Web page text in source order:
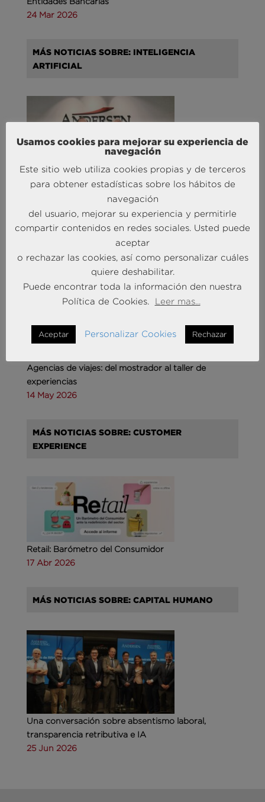
24 Mar 2026
MÁS NOTICIAS SOBRE: INTELIGENCIA
ARTIFICIAL
Andersen Consulting refuerza su equipo en España
con la incorporación de Carlos Alonso y Javier
Mateos
27 Abr 2026
MÁS NOTICIAS SOBRE: TURISMO & OCIO
Agencias de viajes: del mostrador al taller de
experiencias
14 May 2026
MÁS NOTICIAS SOBRE: CUSTOMER
EXPERIENCE
Retail: Barómetro del Consumidor
17 Abr 2026
MÁS NOTICIAS SOBRE: CAPITAL HUMANO
Una conversación sobre absentismo laboral,
transparencia retributiva e IA
25 Jun 2026
Usamos cookies para mejorar su experiencia de
navegación
Este sitio web utiliza cookies propias y de terceros
para obtener estadísticas sobre los hábitos de
navegación
del usuario, mejorar su experiencia y permitirle
compartir contenidos en redes sociales. Usted puede
aceptar
o rechazar las cookies, así como personalizar cuáles
quiere deshabilitar.
Puede encontrar toda la información den nuestra
Política de Cookies.
Leer mas...
Aceptar Personalizar Cookies Rechazar